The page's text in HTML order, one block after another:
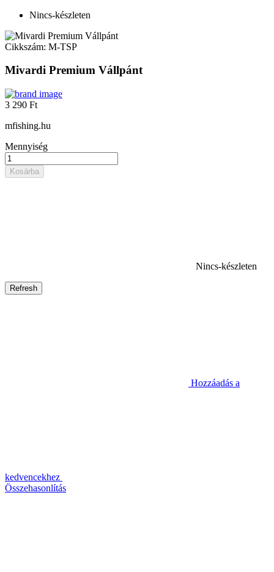
Nincs-készleten
Cikkszám: M-TSP
Mivardi Premium Vállpánt
3 290 Ft
mfishing.hu
Mennyiség
Kosárba
Nincs-készleten
Hozzáadás a
kedvencekhez
Összehasonlítás